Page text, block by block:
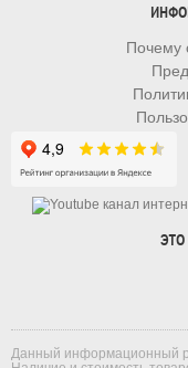
Почему
Данный информационный